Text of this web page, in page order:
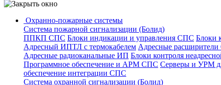
Охранно-пожарные системы
Система пожарной сигнализации (Болид)
ППКП СПС Блоки индикации и управления СПС Блоки
Адресный ИПТЛ с термокабелем Адресные
Адресные радиоканальные ИП Блоки контроля
Программное обеспечение и АРМ СПС Серверы и УРМ
обеспечение интеграции СПС
Система охранной сигнализации (Болид)